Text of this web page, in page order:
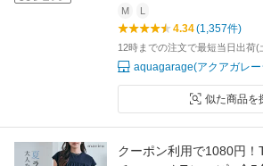
M L
4.34(1,357件)
12時までの注文で最短当日出荷(
aquagarage(アクアガレー
似た商品を
クーポン利用で1080円！